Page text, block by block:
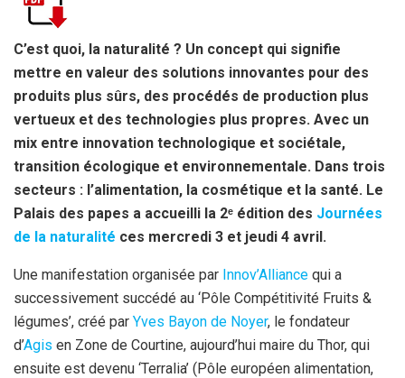
b
o
o
k
n
g
e
A
p
p
C’est quoi, la naturalité ? Un concept qui signifie
mettre en valeur des solutions innovantes pour des
produits plus sûrs, des procédés de production plus
vertueux et des technologies plus propres. Avec un
mix entre innovation technologique et sociétale,
transition écologique et environnementale. Dans trois
secteurs : l’alimentation, la cosmétique et la santé. Le
Palais des papes a accueilli la 2ᵉ édition des Journées
de la naturalité ces mercredi 3 et jeudi 4 avril.
Une manifestation organisée par Innov’Alliance qui a
successivement succédé au ‘Pôle Compétitivité Fruits &
légumes’, créé par Yves Bayon de Noyer, le fondateur
d’Agis en Zone de Courtine, aujourd’hui maire du Thor, qui
ensuite est devenu ‘Terralia’ (Pôle européen alimentation,